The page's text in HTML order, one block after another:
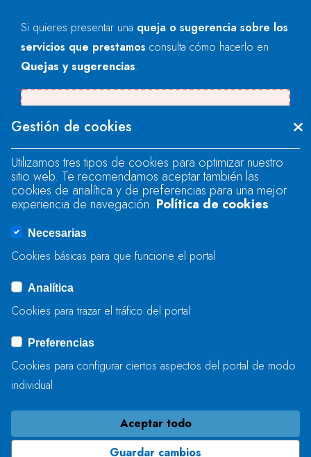
Si quieres presentar una queja o sugerencia sobre los
servicios que prestamos consulta cómo hacerlo en
Quejas y sugerencias.
"text".
Se produjo un error al cargar el campo
"text".
Se produjo un error al cargar el campo
ENVIAR
Gestión de cookies
Utilizamos tres tipos de cookies para optimizar nuestro
sitio web. Te recomendamos aceptar también las
cookies de analítica y de preferencias para una mejor
experiencia de navegación. Política de cookies
Necesarias
Cookies básicas para que funcione el portal
Analítica
Cookies para trazar el tráfico del portal
Preferencias
Cookies para configurar ciertos aspectos del portal de modo
individual
Aceptar todo
Guardar cambios